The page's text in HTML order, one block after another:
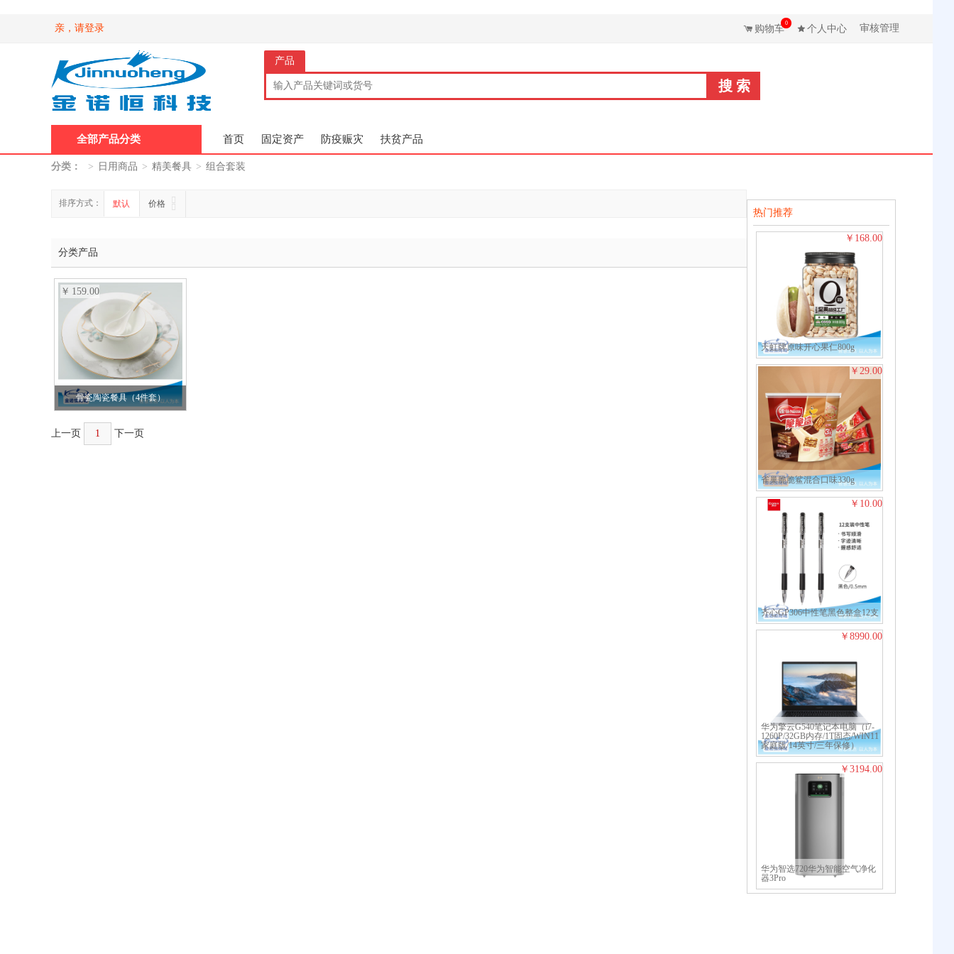
亲，请登录 购物车
0
个人中心 审核管理
产品
全部产品分类 首页 固定资产 防疫赈灾 扶贫产品
分类： > 日用商品 > 精美餐具 > 组合套装
排序方式： 默认 价格
分类产品
骨瓷陶瓷餐具（4件套）
159.00
上一页 1 下一页
热门推荐
天虹牌原味开心果仁800g
168.00
雀巢脆脆鲨混合口味330g
29.00
齐心GP306中性笔黑色整盒12支
10.00
华为擎云G540笔记本电脑（i7-
1260P/32GB内存/1T固态/WIN11
家庭版/14英寸/三年保修）
8990.00
华为智选720华为智能空气净化
器3Pro
3194.00